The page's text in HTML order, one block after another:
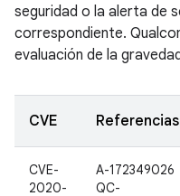
seguridad o la alerta de
correspondiente.
evaluación de la
CVE Referencias
CVE-
2020-
A-172349026
QC-